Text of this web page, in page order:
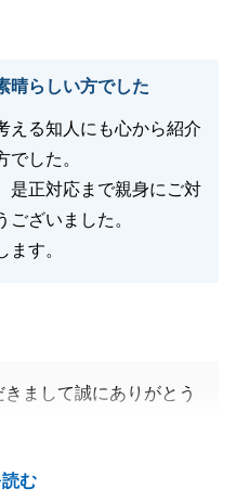
。
る
晴らしい方でした
える知人にも心から紹介
でした。
是正対応まで親身にご対
ざいました。
す。
む
まして誠にありがとう
力いただいたおかげで